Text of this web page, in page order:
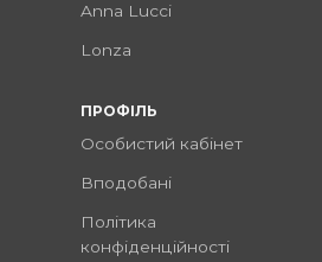
Anna Lucci
Lonza
ПРОФІЛЬ
Особистий кабінет
Вподобані
Політика
конфіденційності